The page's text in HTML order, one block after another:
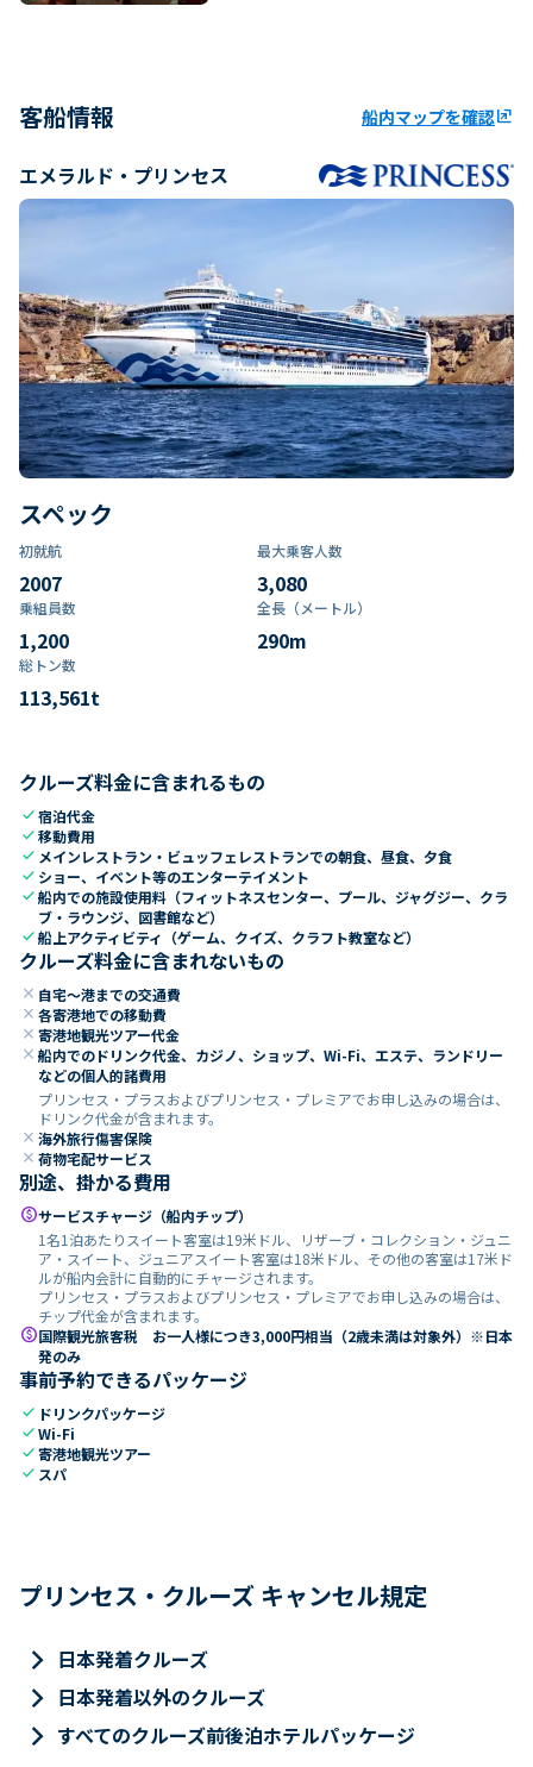
客船情報 船内マップを確認ungroup
エメラルド・プリンセス
スペック
初就航
2007
最大乗客人数
3,080
乗組員数​
1,200
全長（メートル）
290m
総トン数​
113,561t
クルーズ料金に含まれるもの
check宿泊代金
check移動費用
check メインレストラン・ビュッフェレストランでの朝食、昼食、夕食
check ショー、イベント等のエンターテイメント
check船内での施設使用料（フィットネスセンター、プール、ジャグジー、クラ
ブ・ラウンジ、図書館など）
check船上アクティビティ（ゲーム、クイズ、クラフト教室など）
クルーズ料金に含まれないもの
close 自宅～港までの交通費
close 各寄港地での移動費
close 寄港地観光ツアー代金
close 船内でのドリンク代金、カジノ、ショップ、Wi-Fi、エステ、ランドリー
などの個人的諸費用
プリンセス・プラスおよびプリンセス・プレミアでお申し込みの場合は、
ドリンク代金が含まれます。
close 海外旅行傷害保険
close 荷物宅配サービス
別途、掛かる費用
paidサービスチャージ（船内チップ）
1名1泊あたりスイート客室は19米ドル、リザーブ・コレクション・ジュニ
ア・スイート、ジュニアスイート客室は18米ドル、その他の客室は17米ド
ルが船内会計に自動的にチャージされます。
プリンセス・プラスおよびプリンセス・プレミアでお申し込みの場合は、
チップ代金が含まれます。
paid国際観光旅客税 お一人様につき3,000円相当（2歳未満は対象外）※日本
発のみ
事前予約できるパッケージ
check ドリンクパッケージ
checkWi-Fi
check寄港地観光ツアー
check スパ
プリンセス・クルーズ キャンセル規定
keyboard_arrow_right 日本発着クルーズ
keyboard_arrow_right 日本発着以外のクルーズ
keyboard_arrow_right すべてのクルーズ前後泊ホテルパッケージ